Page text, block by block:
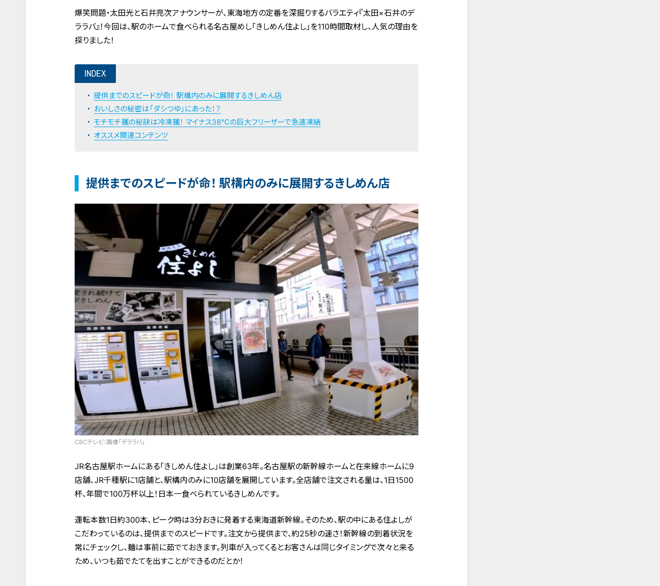
爆笑問題・太田光と石井亮次アナウンサーが、東海地方の定番を深掘りするバラエティ『太田×石井のデ
ララバ』！今回は、駅のホームで食べられる名古屋めし「きしめん住よし」を110時間取材し、人気の理由を
探りました！
INDEX
提供までのスピードが命！ 駅構内のみに展開するきしめん店
おいしさの秘密は「ダシつゆ」にあった！？
モチモチ麺の秘訣は冷凍麺！ マイナス38℃の巨大フリーザーで急速凍結
オススメ関連コンテンツ
提供までのスピードが命！ 駅構内のみに展開するきしめん店
CBCテレビ：画像「デララバ」
JR名古屋駅ホームにある「きしめん住よし」は創業63年。名古屋駅の新幹線ホームと在来線ホームに9
店舗、JR千種駅に1店舗と、駅構内のみに10店舗を展開しています。全店舗で注文される量は、1日1500
杯、年間で100万杯以上！日本一食べられているきしめんです。
運転本数1日約300本、ピーク時は3分おきに発着する東海道新幹線。そのため、駅の中にある住よしが
こだわっているのは、提供までのスピードです。注文から提供まで、約25秒の速さ！新幹線の到着状況を
常にチェックし、麺は事前に茹でておきます。列車が入ってくるとお客さんは同じタイミングで次々と来る
ため、いつも茹でたてを出すことができるのだとか！